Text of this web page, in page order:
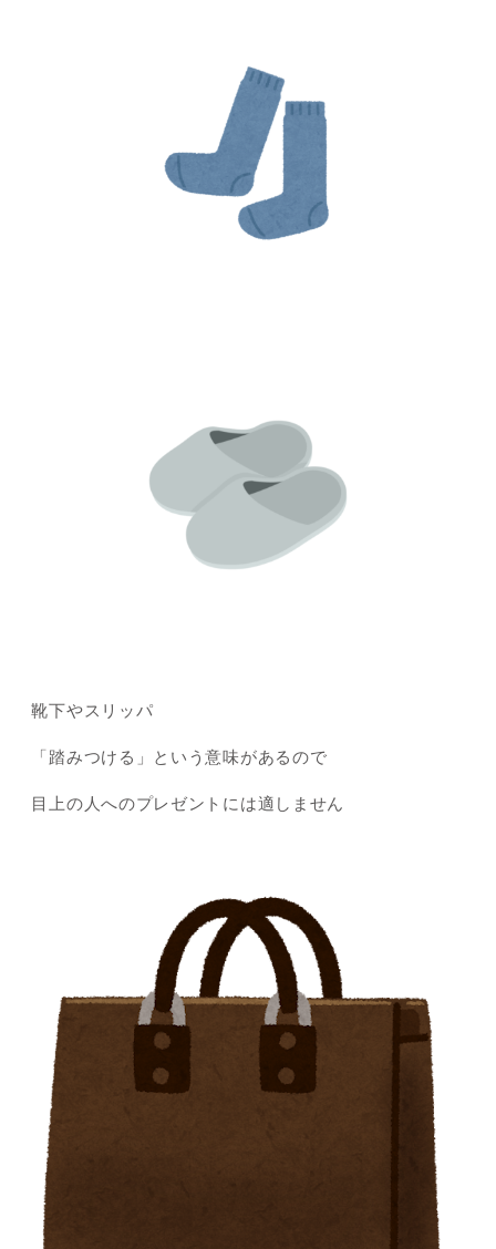
靴下やスリッパ
「踏みつける」という意味があるので
目上の人へのプレゼントには適しません